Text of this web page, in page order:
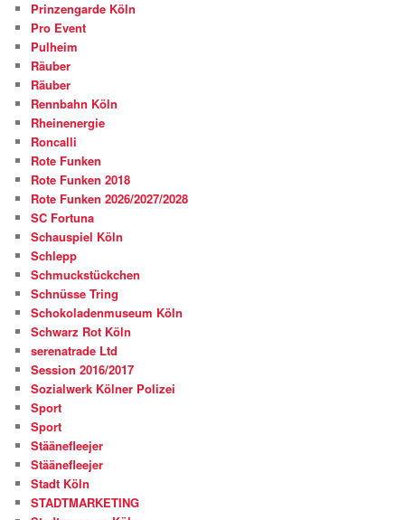
Prinzengarde Köln
Pro Event
Pulheim
Räuber
Räuber
Rennbahn Köln
Rheinenergie
Roncalli
Rote Funken
Rote Funken 2018
Rote Funken 2026/2027/2028
SC Fortuna
Schauspiel Köln
Schlepp
Schmuckstückchen
Schnüsse Tring
Schokoladenmuseum Köln
Schwarz Rot Köln
serenatrade Ltd
Session 2016/2017
Sozialwerk Kölner Polizei
Sport
Sport
Stäänefleejer
Stäänefleejer
Stadt Köln
STADTMARKETING